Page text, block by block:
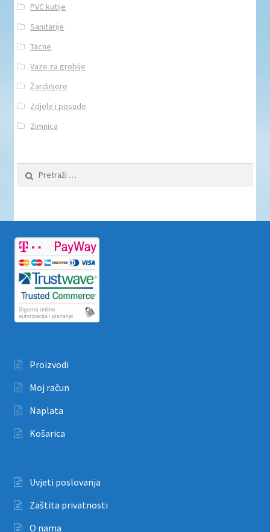
PVC kutije
Sanitarije
Tacne
Vaze za groblje
Žardinjere
Zdjele i posude
Zimnica
Pretraži:
Proizvodi
Moj račun
Naplata
Košarica
Uvjeti poslovanja
Zaštita privatnosti
O nama